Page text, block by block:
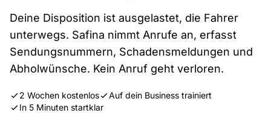
Deine Disposition ist ausgelastet, die Fahrer
unterwegs. Safina nimmt Anrufe an, erfasst
Sendungsnummern, Schadensmeldungen und
Abholwünsche. Kein Anruf geht verloren.
2 Wochen kostenlos
Auf dein Business trainiert
In 5 Minuten startklar